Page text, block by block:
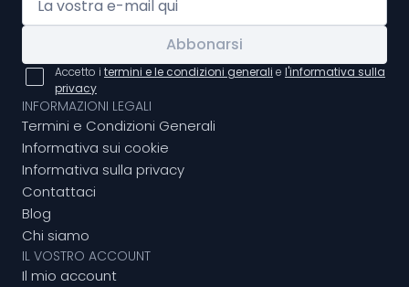
Abbonarsi
Accetto i termini e le condizioni generali e l'informativa sulla
privacy
INFORMAZIONI LEGALI
Termini e Condizioni Generali
Informativa sui cookie
Informativa sulla privacy
Contattaci
Blog
Chi siamo
IL VOSTRO ACCOUNT
Il mio account